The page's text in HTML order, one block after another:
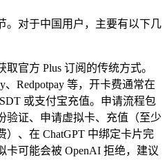
。对于中国用户，主要有以下几
取官方 Plus 订阅的传统方式。
Redpotpay 等，开卡费通常在
或支付宝充值。申请流程包
验证、申请虚拟卡、充值（至少
）、在 ChatGPT 中绑定卡片完
卡可能会被 OpenAI 拒绝，建议